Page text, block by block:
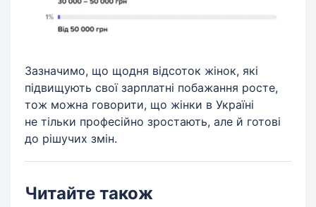
Зазначимо, що щодня відсоток жінок, які
підвищують свої зарплатні побажання росте,
тож можна говорити, що жінки в Україні
не тільки професійно зростають, але й готові
до рішучих змін.
Читайте також